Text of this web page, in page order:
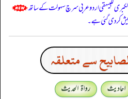
للبيهقي اردو عربی سرچ سہولت کے ساتھ
کر دی گئی ہے۔
سے متعلقہ
احادیث
رواۃ الحدیث